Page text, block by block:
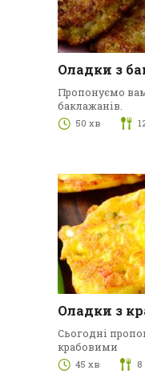
Оладки з
Пропонуємо
баклажанів.
50 хв
Оладки з
Сьогодні
крабовими
45 хв 8